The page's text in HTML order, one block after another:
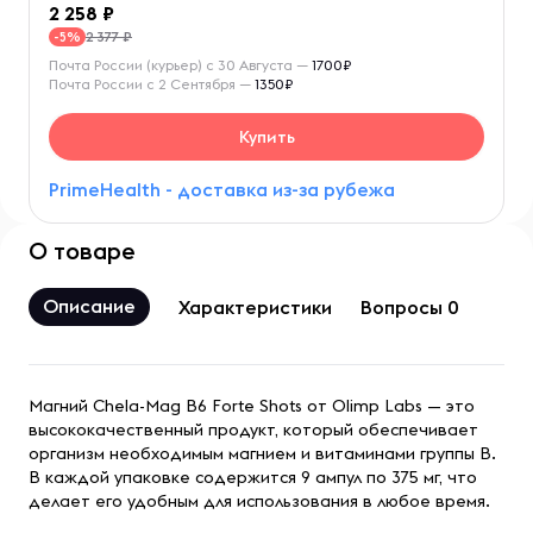
2 258
-5% 2 377 ₽
PrimeHealth - доставка из-за рубежа
Почта России (курьер) с 30 Августа — 1700₽
Почта России с 2 Сентября — 1350₽
Купить
О товаре
Описание Характеристики Вопросы 0
Магний Chela-Mag B6 Forte Shots от Olimp Labs — это
высококачественный продукт, который обеспечивает
организм необходимым магнием и витаминами группы B.
В каждой упаковке содержится 9 ампул по 375 мг, что
делает его удобным для использования в любое время.